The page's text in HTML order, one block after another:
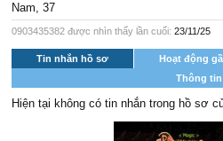
Nam, 37
0903435382 được nhìn thấy lần cuối: 23/11/25
Tin nhắn hồ sơ Hoạt động
Thông tin
Hiện tại không có tin nhắn trong hồ sơ